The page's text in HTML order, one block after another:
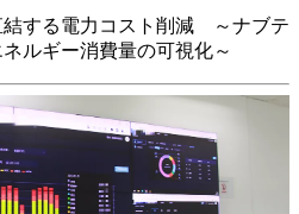
結する電力コスト削減 ～ナブテ
ルギー消費量の可視化～